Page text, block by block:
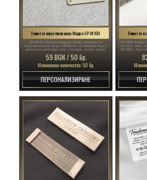
Етикет от изкуствена кожа Модел EP-M169
EP-M169 Персонализиран етикет, направен от
изкуствена кожа, модел EP-M169, за зашиване върху
дрехи или аксесоари като: суичъри, дънки, шапки,
шалове, тениски, якета, панталони и други.
59 BGN / 50 бр.
Минимално количество: 50 бр.
ПЕРСОНАЛИЗИРАНЕ
Етикет от
EP-M69 Етикет
суичъри, якета,
EP-M69,
логото